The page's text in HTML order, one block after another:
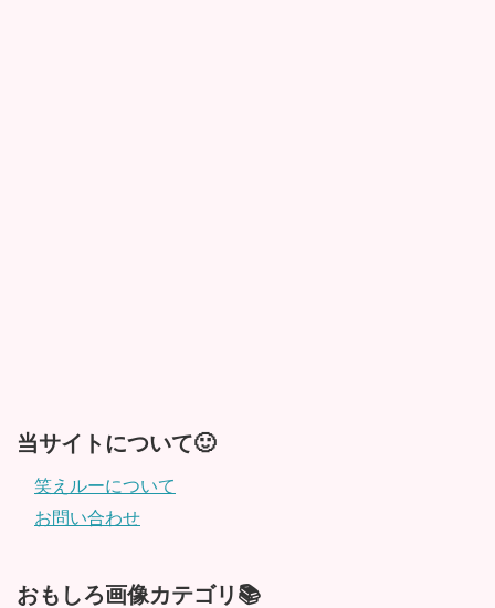
当サイトについて🙂
笑えルーについて
お問い合わせ
おもしろ画像カテゴリ📚